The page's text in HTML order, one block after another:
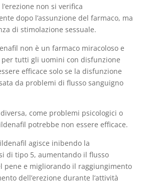
non si verifica
dopo l’assunzione del farmaco, ma
di stimolazione sessuale.
non è un farmaco miracoloso e
tutti gli uomini con disfunzione
efficace solo se la disfunzione
da problemi di flusso sanguigno
come problemi psicologici o
potrebbe non essere efficace.
agisce inibendo la
di tipo 5, aumentando il flusso
pene e migliorando il raggiungimento
dell’erezione durante l’attività